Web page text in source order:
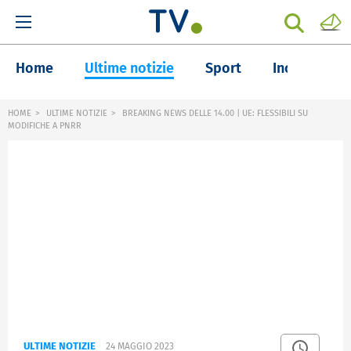
Home Ultime notizie Sport Inchieste
HOME ULTIME NOTIZIE
BREAKING NEWS DELLE 14.00 | UE: FLESSIBILI SU
MODIFICHE A PNRR
ULTIME NOTIZIE 24 MAGGIO 2023